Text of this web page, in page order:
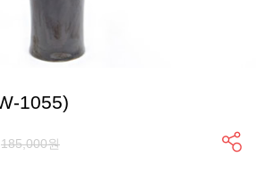
1055)
185,000원